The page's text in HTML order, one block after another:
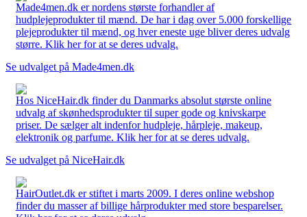
Made4men.dk er nordens største forhandler af
hudplejeprodukter til mænd. De har i dag over 5.000 forskellige
plejeprodukter til mænd, og hver eneste uge bliver deres udvalg
større. Klik her for at se deres udvalg.
Se udvalget på Made4men.dk
Hos NiceHair.dk finder du Danmarks absolut største online
udvalg af skønhedsprodukter til super gode og knivskarpe
priser. De sælger alt indenfor hudpleje, hårpleje, makeup,
elektronik og parfume. Klik her for at se deres udvalg.
Se udvalget på NiceHair.dk
HairOutlet.dk er stiftet i marts 2009. I deres online webshop
finder du masser af billige hårprodukter med store besparelser.